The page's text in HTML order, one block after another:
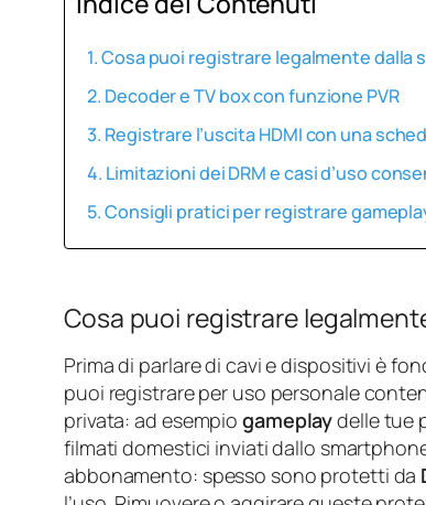
Cosa puoi registrare legalmente dalla
Decoder e TV box con funzione PVR
Registrare l’uscita HDMI con una
Limitazioni dei DRM e casi d’uso
Consigli pratici per registrare
Cosa puoi registrare
Prima di parlare di cavi e dispositivi è
puoi registrare per uso personale
privata: ad esempio gameplaydelle tue
filmati domestici inviati dallo
abbonamento: spesso sono protetti da